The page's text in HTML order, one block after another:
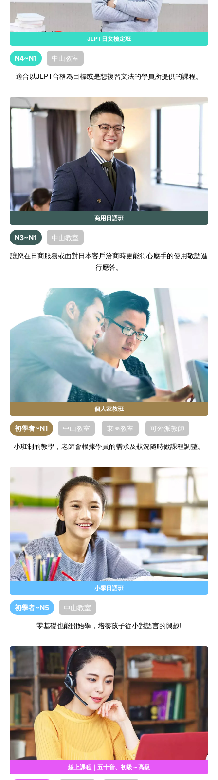
JLPT日文檢定班
N4~N1 中山教室
適合以JLPT合格為目標或是想複習文法的學員所提供的課程。
商用日語班
N3~N1 中山教室
讓您在日商服務或面對日本客戶洽商時更能得心應手的使用敬語進
行應答。
個人家教班
初學者~N1 中山教室 東區教室 可外派教師
小班制的教學，老師會根據學員的需求及狀況隨時做課程調整。
小學日語班
初學者~N5 中山教室
零基礎也能開始學，培養孩子從小對語言的興趣!
線上課程｜五十音、初級～高級